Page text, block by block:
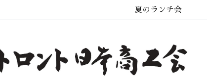
ェ懇談会
夏のランチ会